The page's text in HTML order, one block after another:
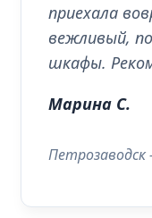
приехала
вежливый,
шкафы.
Марина С.